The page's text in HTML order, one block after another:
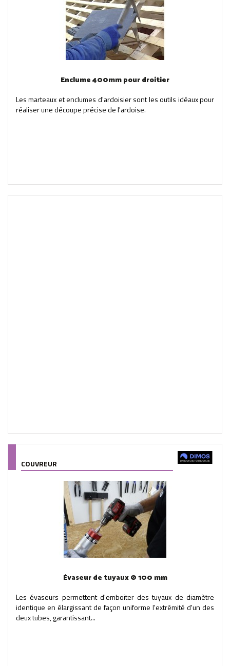
Enclume 400mm pour droitier
Les marteaux et enclumes d'ardoisier sont les outils idéaux pour
réaliser une découpe précise de l'ardoise.
COUVREUR
Évaseur de tuyaux Ø 100 mm
Les évaseurs permettent d'emboiter des tuyaux de diamètre
identique en élargissant de façon uniforme l'extrémité d'un des
deux tubes, garantissant...